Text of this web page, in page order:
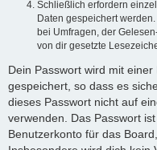
Schließlich erfordern
Daten gespeichert
bei Umfragen, der
von dir gesetzte
Dein Passwort wird mit
gespeichert, so dass es
dieses Passwort nicht auf
verwenden. Das Passwort
Benutzerkonto für das